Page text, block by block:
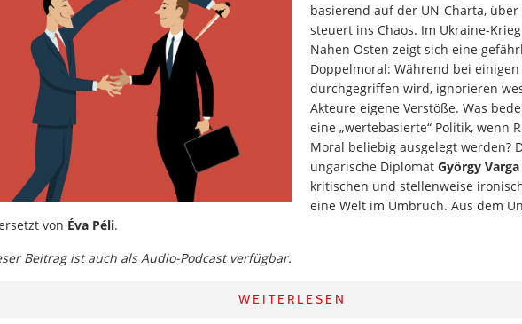
basierend auf der UN-Charta,
steuert ins Chaos. Im Ukraine-
Nahen Osten zeigt sich eine
Doppelmoral: Während bei
durchgegriffen wird, ignorieren
Akteure eigene Verstöße. Was
eine „wertebasierte“ Politik, wenn
Moral beliebig ausgelegt werden?
ungarische Diplomat György Varga
kritischen und stellenweise
eine Welt im Umbruch. Aus dem
von Éva Péli.
Beitrag ist auch als Audio-Podcast verfügbar.
WEITERLESEN